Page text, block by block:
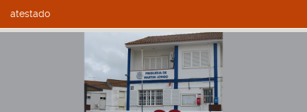
atestado